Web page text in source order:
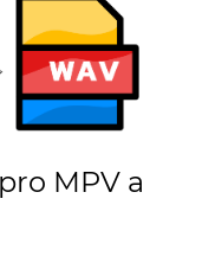
MPV a